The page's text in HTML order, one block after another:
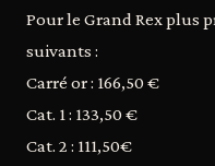
Pour le Grand Rex plus
suivants :
Carré or : 166,50 €
Cat. 1 : 133,50 €
Cat. 2 : 111,50€